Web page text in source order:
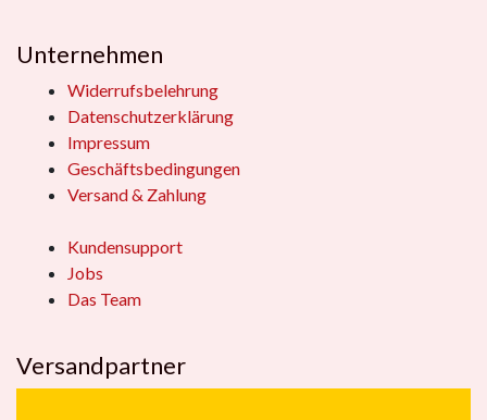
Unternehmen
Widerrufsbelehrung
Datenschutzerklärung
Impressum
Geschäftsbedingungen
Versand & Zahlung
Kundensupport
Jobs
Das Team
Versandpartner